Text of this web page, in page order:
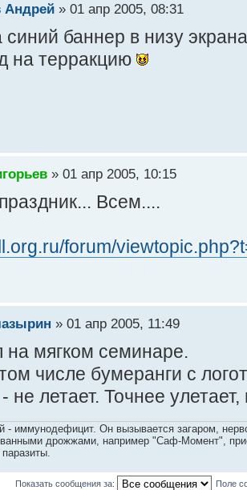
Андрей » 01 апр 2005, 08:31
синий баннер в низу
на терракцию
» 01 апр 2005, 10:15
Всем....
forum/
» 01 апр 2005, 11:49
на мягком семинаре.
числе бумеранги с
не летает. Точнее
- иммунодефицит. Он вызывается загаром,
дрожжами, например "Саф-Момент",
Показать сообщения за: Поле